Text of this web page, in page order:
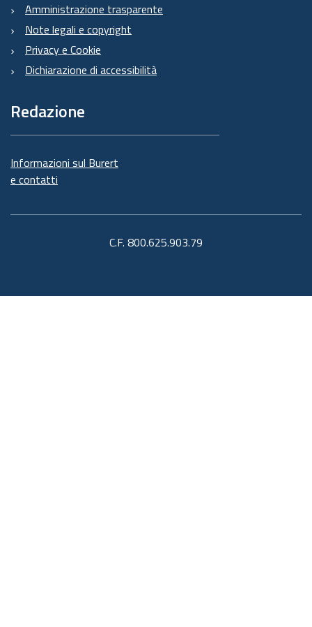
Amministrazione trasparente
Note legali e copyright
Privacy e Cookie
Dichiarazione di accessibilità
Redazione
Informazioni sul Burert
e contatti
C.F. 800.625.903.79